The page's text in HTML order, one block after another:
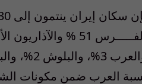
والجيلاك